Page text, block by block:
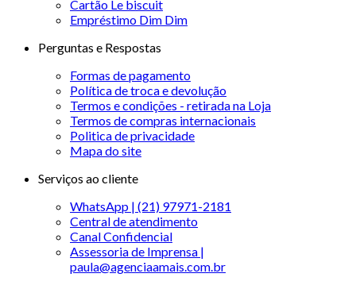
Cartão Le biscuit
Empréstimo Dim Dim
Perguntas e Respostas
Formas de pagamento
Política de troca e devolução
Termos e condições - retirada na Loja
Termos de compras internacionais
Politica de privacidade
Mapa do site
Serviços ao cliente
WhatsApp | (21) 97971-2181
Central de atendimento
Canal Confidencial
Assessoria de Imprensa |
paula@agenciaamais.com.br